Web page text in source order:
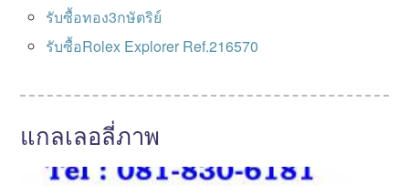
รับซื้อทอง3กษัตริย์
รับซื้อRolex Explorer Ref.216570
แกลเลอลี่ภาพ